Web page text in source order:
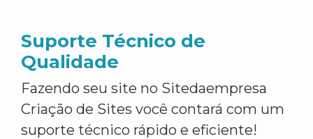
Suporte Técnico de
Qualidade
Fazendo seu site no Sitedaempresa
Criação de Sites você contará com um
suporte técnico rápido e eficiente!